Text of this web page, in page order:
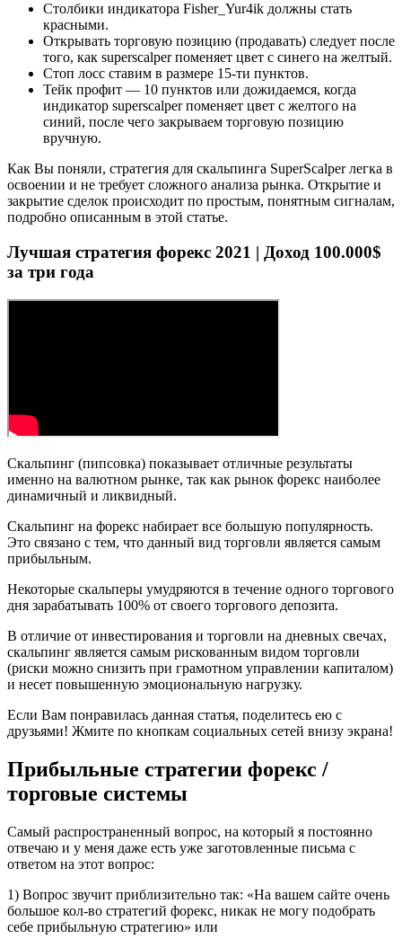
Столбики индикатора Fisher_Yur4ik должны стать
красными.
Открывать торговую позицию (продавать) следует после
того, как superscalper поменяет цвет с синего на желтый.
Стоп лосс ставим в размере 15-ти пунктов.
Тейк профит — 10 пунктов или дожидаемся, когда
индикатор superscalper поменяет цвет с желтого на
синий, после чего закрываем торговую позицию
вручную.
Как Вы поняли, стратегия для скальпинга SuperScalper легка в
освоении и не требует сложного анализа рынка. Открытие и
закрытие сделок происходит по простым, понятным сигналам,
подробно описанным в этой статье.
Лучшая стратегия форекс 2021 | Доход 100.000$
за три года
Скальпинг (пипсовка) показывает отличные результаты
именно на валютном рынке, так как рынок форекс наиболее
динамичный и ликвидный.
Скальпинг на форекс набирает все большую популярность.
Это связано с тем, что данный вид торговли является самым
прибыльным.
Некоторые скальперы умудряются в течение одного торгового
дня зарабатывать 100% от своего торгового депозита.
В отличие от инвестирования и торговли на дневных свечах,
скальпинг является самым рискованным видом торговли
(риски можно снизить при грамотном управлении капиталом)
и несет повышенную эмоциональную нагрузку.
Если Вам понравилась данная статья, поделитесь ею с
друзьями! Жмите по кнопкам социальных сетей внизу экрана!
Прибыльные стратегии форекс /
торговые системы
Самый распространенный вопрос, на который я постоянно
отвечаю и у меня даже есть уже заготовленные письма с
ответом на этот вопрос:
1) Вопрос звучит приблизительно так: «На вашем сайте очень
большое кол-во стратегий форекс, никак не могу подобрать
себе прибыльную стратегию» или